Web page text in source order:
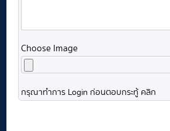
Choose Image
กรุณาทำการ Login ก่อนตอบกระทู้ คลิก